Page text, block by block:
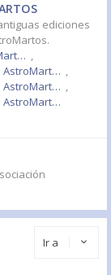
ediciones
2014
,
AstroMartos 2010
,
AstroMartos 2007
,
AstroMartos 2004
Ir a